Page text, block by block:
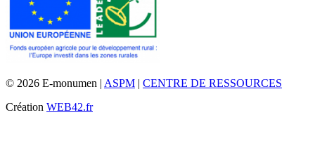
© 2026 E-monumen | ASPM | CENTRE DE RESSOURCES
Création WEB42.fr